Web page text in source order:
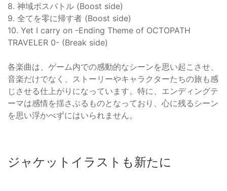
8. 神域ボスバトル (Boost side)
9. 全てを零に帰す者 (Boost side)
10. Yet I carry on -Ending Theme of OCTOPATH
TRAVELER 0- (Break side)
各楽曲は、ゲーム内での感動的なシーンを思い起こさせ、
音楽だけでなく、ストーリーやキャラクターたちの旅も感
じさせる仕上がりになっています。特に、エンディングテ
ーマは感情を揺さぶるものとなっており、心に残るシーン
を思い浮かべずにはいられません。
ジャケットイラストも新たに